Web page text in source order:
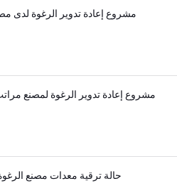
مشروع إعادة تدوير الرغوة لدى
مشروع إعادة تدوير الرغوة لمصنع
حالة ترقية معدات مصنع